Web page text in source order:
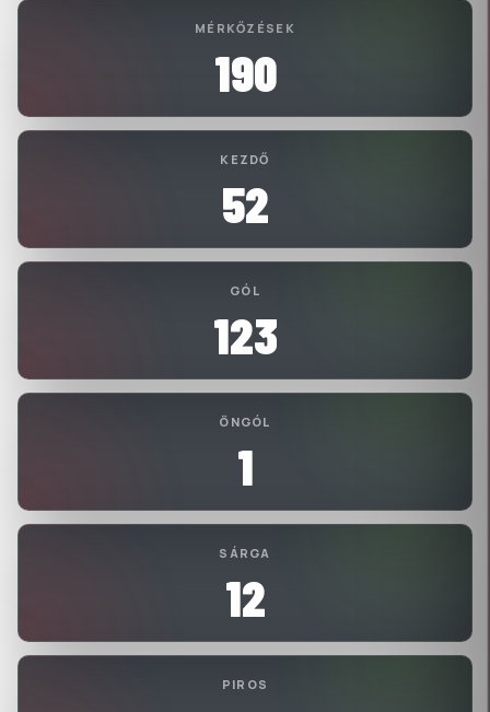
MÉRKŐZÉSEK
190
KEZDŐ
52
GÓL
123
ÖNGÓL
1
SÁRGA
12
PIROS